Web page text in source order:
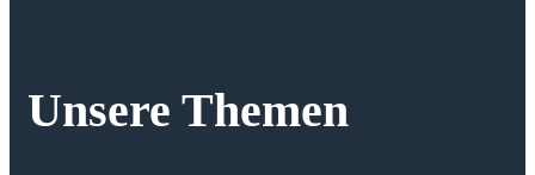
Unsere Themen